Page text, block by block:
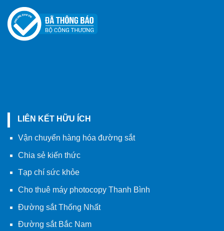
LIÊN KẾT HỮU ÍCH
Vận chuyển hàng hóa đường sắt
Chia sẻ kiến thức
Tạp chí sức khỏe
Cho thuê máy photocopy Thanh Bình
Đường sắt Thống Nhất
Đường sắt Bắc Nam